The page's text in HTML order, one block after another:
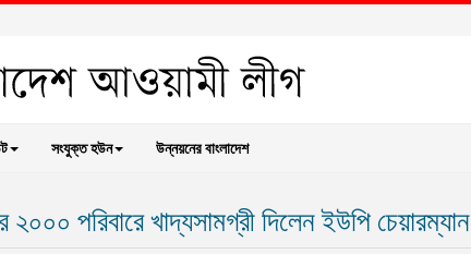
সংযুক্ত হউন উন্নয়নের বাংলাদেশ
পরিবারে খাদ্যসামগ্রী দিলেন ইউপি চেয়ারম্যান